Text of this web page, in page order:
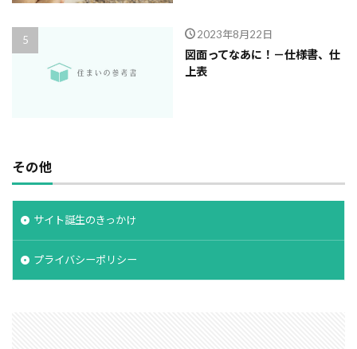
2023年8月22日
図面ってなあに！－仕様書、仕
上表
その他
サイト誕生のきっかけ
プライバシーポリシー